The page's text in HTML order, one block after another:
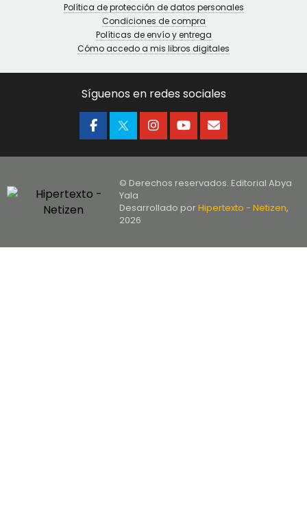
Política de protección de datos personales
Condiciones de compra
Políticas de envío y entrega
Cómo accedo a mis libros digitales
Síguenos en redes sociales
© Derechos reservados. Editorial Abya
Yala
Desarrollado porHipertexto - Netizen,
2026